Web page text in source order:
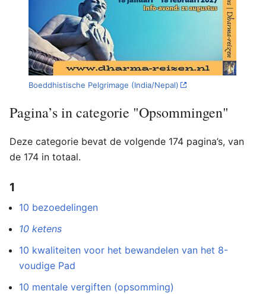
Boeddhistische Pelgrimage (India/Nepal)
Pagina’s in categorie "Opsommingen"
Deze categorie bevat de volgende 174 pagina’s, van
de 174 in totaal.
1
10 bezoedelingen
10 ketens
10 kwaliteiten voor het bewandelen van het 8-
voudige Pad
10 mentale vergiften (opsomming)